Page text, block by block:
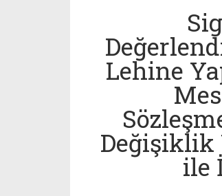
Lehine
Değişiklik
ile